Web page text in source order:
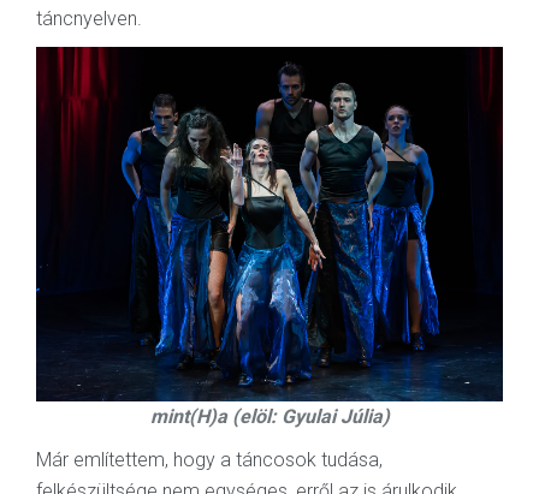
táncnyelven.
mint(H)a (elöl: Gyulai Júlia)
Már említettem, hogy a táncosok tudása,